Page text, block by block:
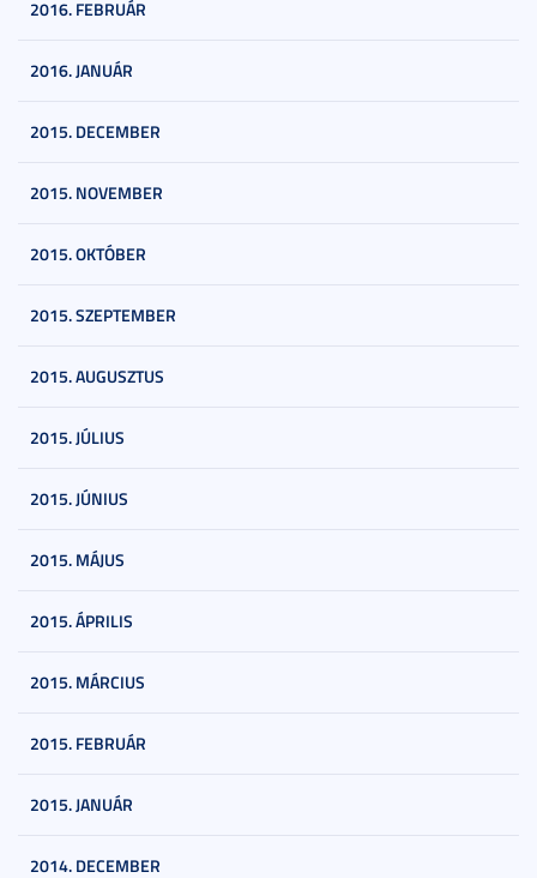
2016. FEBRUÁR
2016. JANUÁR
2015. DECEMBER
2015. NOVEMBER
2015. OKTÓBER
2015. SZEPTEMBER
2015. AUGUSZTUS
2015. JÚLIUS
2015. JÚNIUS
2015. MÁJUS
2015. ÁPRILIS
2015. MÁRCIUS
2015. FEBRUÁR
2015. JANUÁR
2014. DECEMBER